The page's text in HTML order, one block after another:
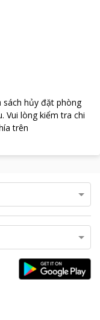
sách hủy đặt phòng
. Vui lòng kiểm tra chi
trên